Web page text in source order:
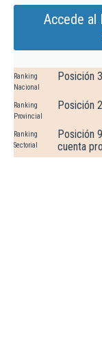
Accede al
Ranking
Nacional
Posición
Ranking
Provincial
Posición
Ranking
Sectorial
Posición
cuenta